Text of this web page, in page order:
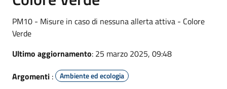
PM10 - Misure in caso di nessuna allerta attiva - Colore
Verde
Ultimo aggiornamento: 25 marzo 2025, 09:48
Argomenti : Ambiente ed ecologia